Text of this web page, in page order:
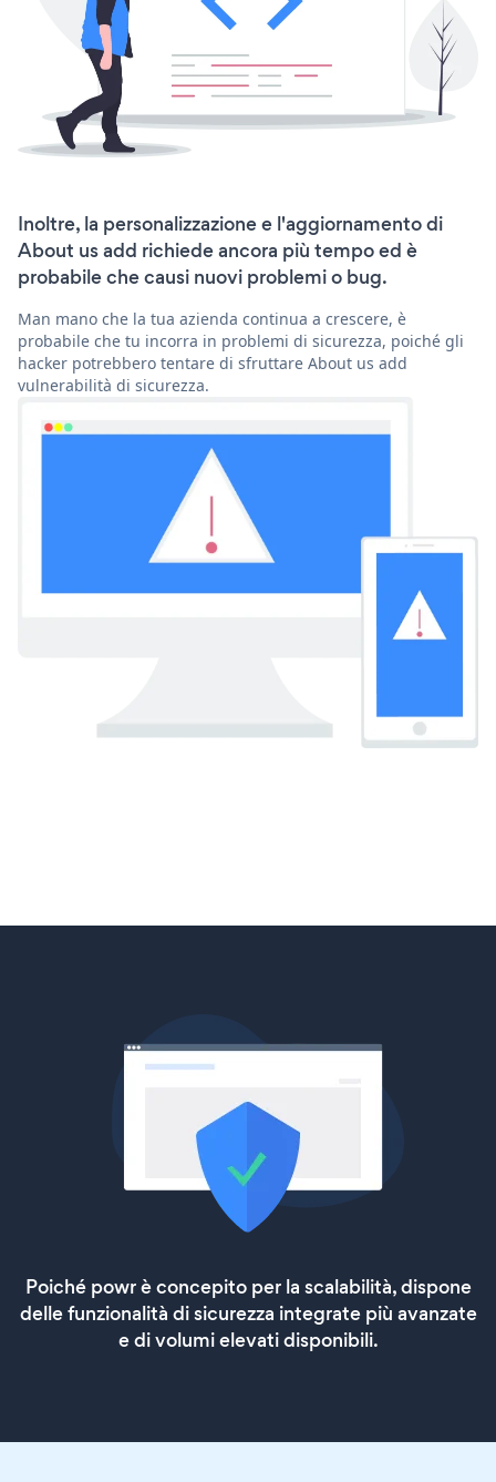
Inoltre, la personalizzazione e l'aggiornamento di
About us add richiede ancora più tempo ed è
probabile che causi nuovi problemi o bug.
Man mano che la tua azienda continua a crescere, è
probabile che tu incorra in problemi di sicurezza, poiché gli
hacker potrebbero tentare di sfruttare About us add
vulnerabilità di sicurezza.
Poiché powr è concepito per la scalabilità, dispone
delle funzionalità di sicurezza integrate più avanzate
e di volumi elevati disponibili.